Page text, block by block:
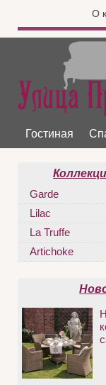
О
Гостиная
Garde
Lilac
La Truffe
Artichoke